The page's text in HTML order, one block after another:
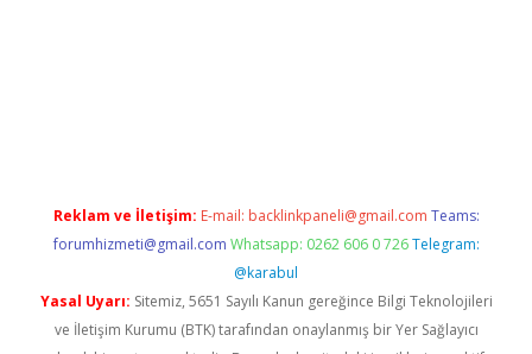
Reklam ve İletişim: E-mail: backlinkpaneli@gmail.com Teams:
forumhizmeti@gmail.com Whatsapp: 0262 606 0 726 Telegram:
@karabul
Yasal Uyarı: Sitemiz, 5651 Sayılı Kanun gereğince Bilgi Teknolojileri
ve İletişim Kurumu (BTK) tarafından onaylanmış bir Yer Sağlayıcı